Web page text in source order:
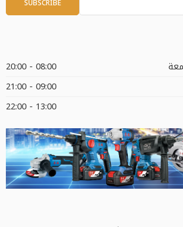
08:00 - 20:00
09:00 - 21:00
13:00 - 22:00